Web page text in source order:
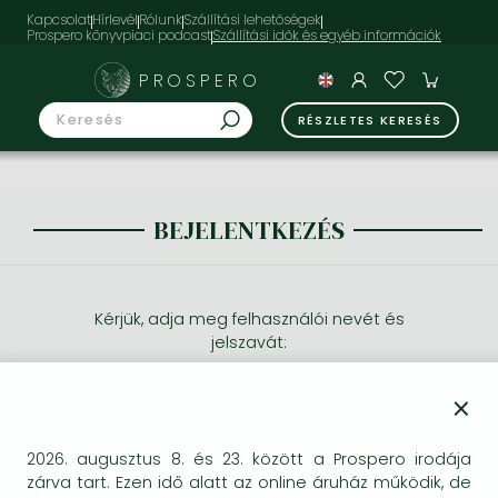
KapcsolatHírlevélRólunkSzállítási lehetőségek
Prospero könyvpiaci podcast
PROSPERO
RÉSZLETES KERESÉS
BEJELENTKEZÉS
Kérjük, adja meg felhasználói nevét és
jelszavát:
×
2026. augusztus 8. és 23. között a Prospero irodája
zárva tart. Ezen idő alatt az online áruház működik, de